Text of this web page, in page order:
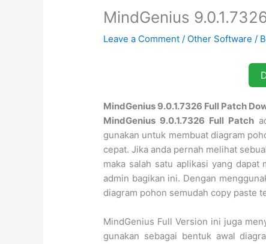
MindGenius
Leave a Comment / Other Software /
MindGenius 9.0.1.7326 Full Patch
MindGenius 9.0.1.7326 Full Patch
gunakan untuk membuat diagram
cepat. Jika anda pernah melihat
maka salah satu aplikasi yang dapat
admin bagikan ini. Dengan
diagram pohon semudah copy paste
MindGenius Full Version ini juga
gunakan sebagai bentuk awal